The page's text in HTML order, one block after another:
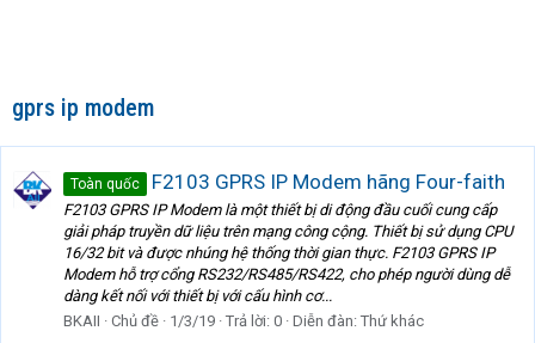
gprs ip modem
Toàn quốc F2103 GPRS IP Modem hãng Four-faith
F2103 GPRS IP Modem là một thiết bị di động đầu cuối cung cấp
giải pháp truyền dữ liệu trên mạng công cộng. Thiết bị sử dụng CPU
16/32 bit và được nhúng hệ thống thời gian thực. F2103 GPRS IP
Modem hỗ trợ cổng RS232/RS485/RS422, cho phép người dùng dễ
dàng kết nối với thiết bị với cấu hình cơ...
BKAII
Chủ đề 1/3/19 Trả lời: 0 Diễn đàn: Thứ khác